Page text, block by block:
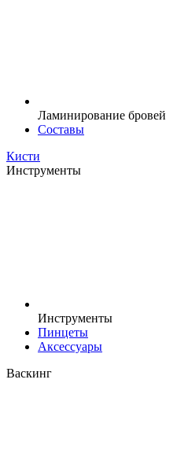
Ламинирование бровей
Составы
Кисти
Инструменты
Инструменты
Пинцеты
Аксессуары
Васкинг